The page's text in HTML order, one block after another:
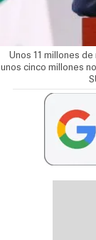
Unos 11 millones
unos cinco millones